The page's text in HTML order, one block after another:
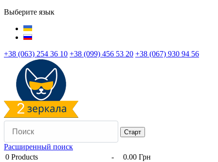
Выберите язык
+38 (063) 254 36 10 +38 (099) 456 53 20 +38 (067) 930 94 56
Расширенный поиск
0 Products -
0.00 Грн